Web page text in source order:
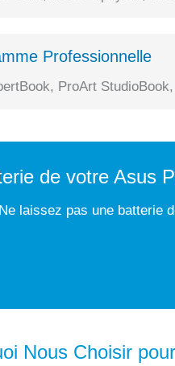
Professionnelle
ProArt
de votre Asus
Ne laissez pas une batterie
Nous Choisir